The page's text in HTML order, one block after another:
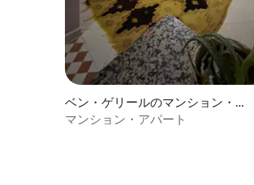
ベン・ゲリールのマンション・ア
パート
マンション・アパート